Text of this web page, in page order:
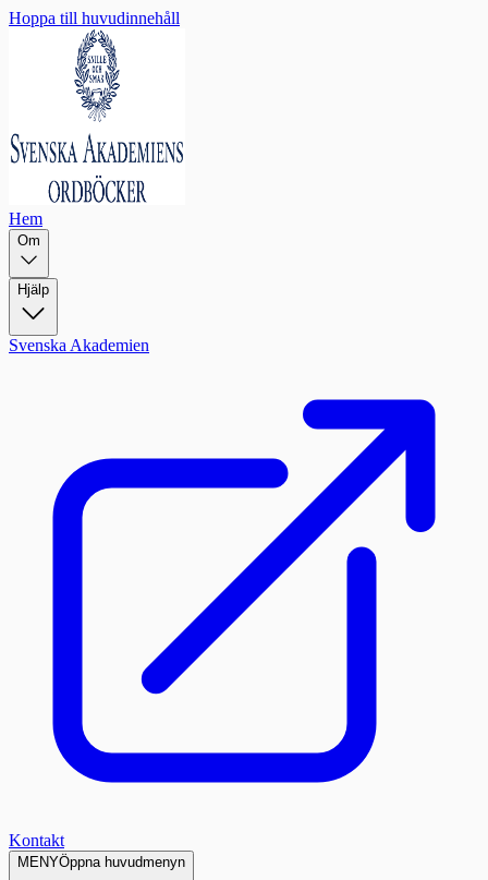
Hoppa till huvudinnehåll
Hem
Om
Hjälp
Svenska Akademien
Kontakt
MENYÖppna huvudmenyn